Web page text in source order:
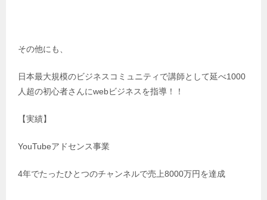
その他にも、
日本最大規模のビジネスコミュニティで講師として延べ1000
人超の初心者さんにwebビジネスを指導！！
【実績】
YouTubeアドセンス事業
4年でたったひとつのチャンネルで売上8000万円を達成